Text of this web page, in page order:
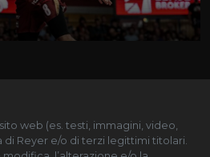
web (es. testi, immagini, video,
di Reyer e/o di terzi legittimi titolari.